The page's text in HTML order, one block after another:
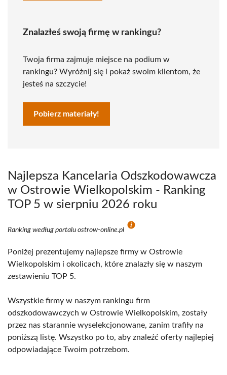
Znalazłeś swoją firmę w rankingu?
Twoja firma zajmuje miejsce na podium w
rankingu? Wyróżnij się i pokaż swoim klientom, że
jesteś na szczycie!
Pobierz materiały!
Najlepsza Kancelaria Odszkodowawcza
w Ostrowie Wielkopolskim - Ranking
TOP 5 w sierpniu 2026 roku
Ranking według portalu ostrow-online.pl
Poniżej prezentujemy najlepsze firmy w Ostrowie
Wielkopolskim i okolicach, które znalazły się w naszym
zestawieniu TOP 5.
Wszystkie firmy w naszym rankingu firm
odszkodowawczych w Ostrowie Wielkopolskim, zostały
przez nas starannie wyselekcjonowane, zanim trafiły na
poniższą listę. Wszystko po to, aby znaleźć oferty najlepiej
odpowiadające Twoim potrzebom.